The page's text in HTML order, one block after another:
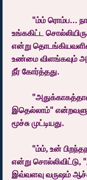
உங்ககிட்ட
என்று
உண்மை விளங்கவும்
நீர் கோர்த்தது.
இதெல்லாம்"
மூச்சு முட்டியது.
என்று சொல்லிவிட்டு,
இவ்வளவு வருஷம்